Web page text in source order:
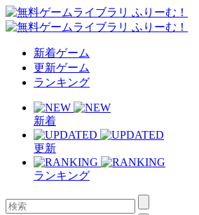
新着ゲーム
更新ゲーム
ランキング
新着
更新
ランキング